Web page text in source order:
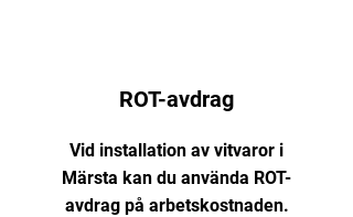
ROT-avdrag
Vid installation av vitvaror i
Märsta kan du använda ROT-
avdrag på arbetskostnaden.